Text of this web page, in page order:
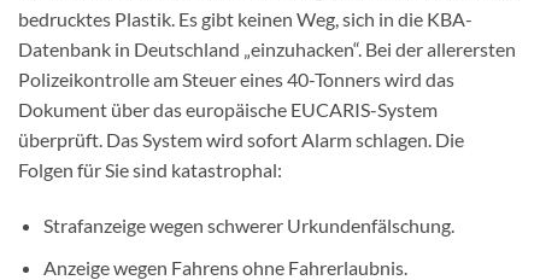
bedrucktes Plastik. Es gibt keinen Weg, sich in die KBA-
Datenbank in Deutschland „einzuhacken“. Bei der allerersten
Polizeikontrolle am Steuer eines 40-Tonners wird das
Dokument über das europäische EUCARIS-System
überprüft. Das System wird sofort Alarm schlagen. Die
Folgen für Sie sind katastrophal:
Strafanzeige wegen schwerer Urkundenfälschung.
Anzeige wegen Fahrens ohne Fahrerlaubnis.